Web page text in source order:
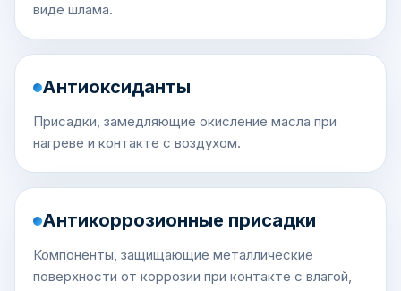
виде шлама.
Антиоксиданты
Присадки, замедляющие окисление масла при
нагреве и контакте с воздухом.
Антикоррозионные присадки
Компоненты, защищающие металлические
поверхности от коррозии при контакте с влагой,